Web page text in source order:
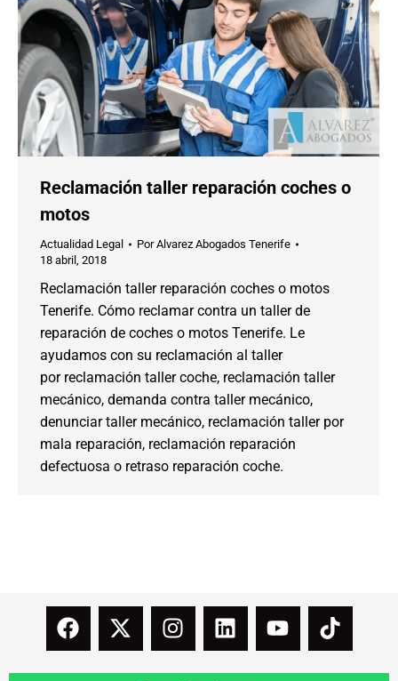
Reclamación taller reparación coches o
motos
Actualidad Legal PorAlvarez Abogados Tenerife
18 abril, 2018
Reclamación taller reparación coches o motos
Tenerife. Cómo reclamar contra un taller de
reparación de coches o motos Tenerife. Le
ayudamos con su reclamación al taller
por reclamación taller coche, reclamación taller
mecánico, demanda contra taller mecánico,
denunciar taller mecánico, reclamación taller por
mala reparación, reclamación reparación
defectuosa o retraso reparación coche.